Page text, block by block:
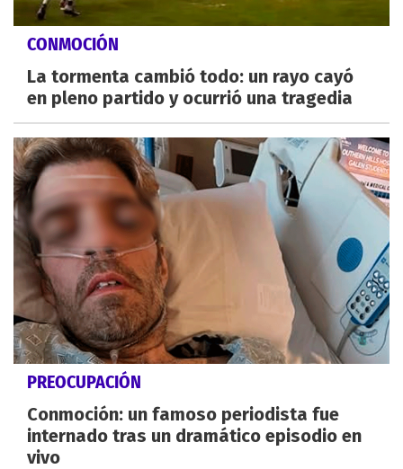
CONMOCIÓN
La tormenta cambió todo: un rayo cayó
en pleno partido y ocurrió una tragedia
PREOCUPACIÓN
Conmoción: un famoso periodista fue
internado tras un dramático episodio en
vivo